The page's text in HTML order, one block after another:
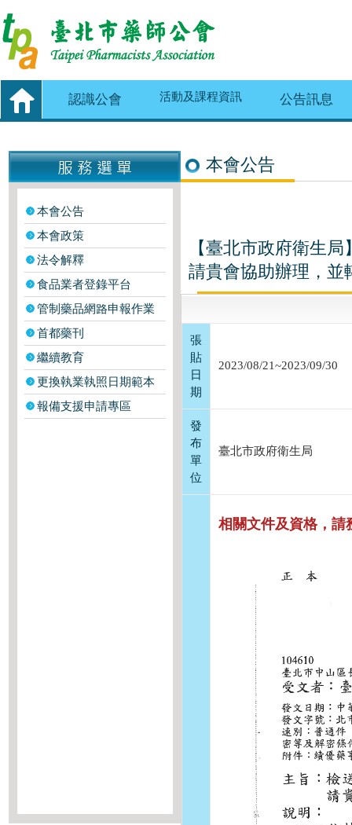
認識公會 活動及課程資訊 公告訊息
本會公告
本會政策
法令解釋
食品業者登錄平台
管制藥品網路申報作業
首都藥刊
繼續教育
更換執業執照日期範本
報備支援申請專區
本會公告
【臺北市政府衛生
請貴會協助辦理，並
張
貼
日
期
2023/08/21~2023/09/30
發
布
單
位
臺北市政府衛生局
相關文件及資格，請